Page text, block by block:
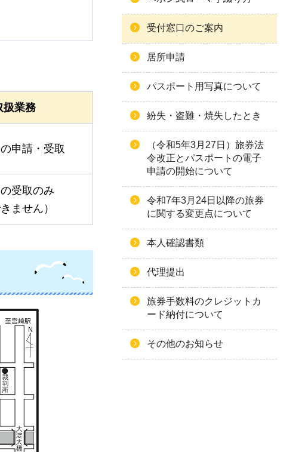
扱業務
申請・受取
受取のみ
ません）
受付窓口のご案内
居所申請
パスポート用写真について
紛失・盗難・焼失したとき
（令和5年3月27日）旅券法
令改正とパスポートの電子
申請の開始について
令和7年3月24日以降の旅券
に関する変更点について
本人確認書類
代理提出
旅券手数料のクレジットカ
ード納付について
その他のお知らせ